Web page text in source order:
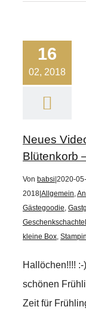
16
02, 2018
Neues
Blütenkorb
Von babsi 2020-
2018 Allgemein,
Gästegoodie,
kleine Box,
Hallöchen!!!!
schönen
Zeit für